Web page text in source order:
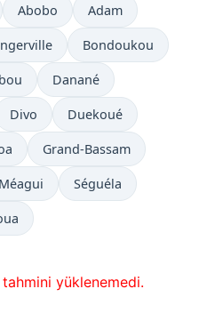
Abobo Adam
Bondoukou
Danané
Divo Duekoué
Grand-Bassam
Méagui Séguéla
yüklenemedi.